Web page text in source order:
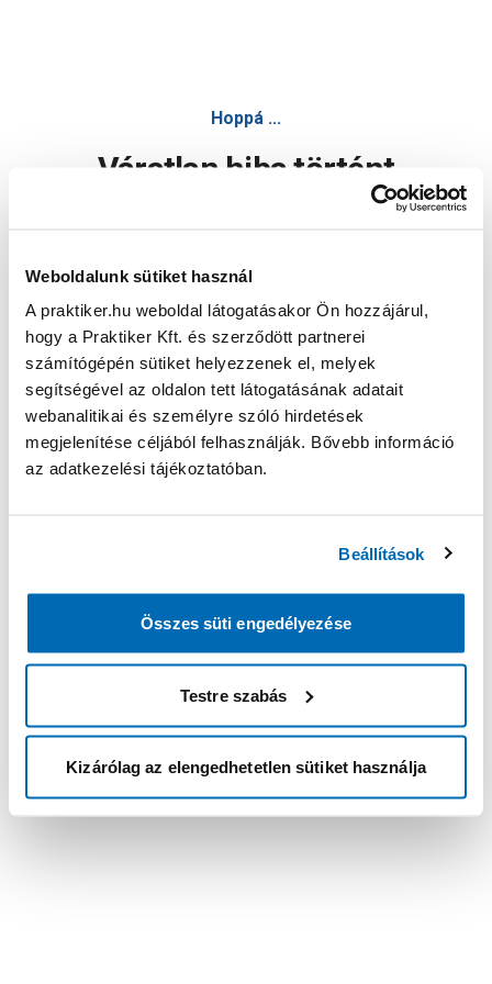
Weboldalunk sütiket használ
A praktiker.hu weboldal látogatásakor Ön hozzájárul,
hogy a Praktiker Kft. és szerződött partnerei
számítógépén sütiket helyezzenek el, melyek
segítségével az oldalon tett látogatásának adatait
webanalitikai és személyre szóló hirdetések
megjelenítése céljából felhasználják. Bővebb információ
az adatkezelési tájékoztatóban.
Beállítások
Összes süti engedélyezése
Testre szabás
Kizárólag az elengedhetetlen sütiket használja
Hoppá ...
Váratlan hiba történt
Oldal újratöltése